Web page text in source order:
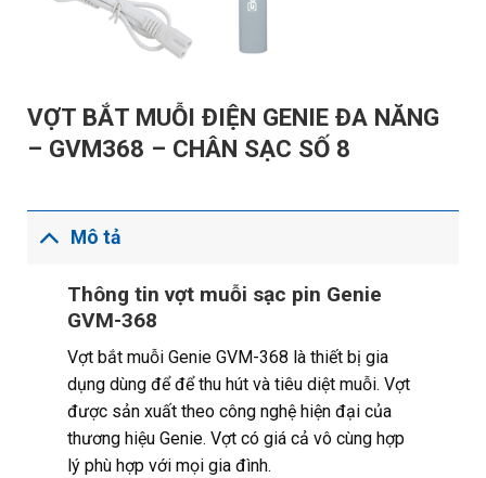
VỢT BẮT MUỖI ĐIỆN GENIE ĐA NĂNG
– GVM368 – CHÂN SẠC SỐ 8
Mô tả
Thông tin vợt muỗi sạc pin Genie
GVM-368
Vợt bắt muỗi Genie GVM-368 là thiết bị gia
dụng dùng để để thu hút và tiêu diệt muỗi. Vợt
được sản xuất theo công nghệ hiện đại của
thương hiệu Genie. Vợt có giá cả vô cùng hợp
lý phù hợp với mọi gia đình.